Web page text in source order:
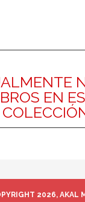
EN
2026, AKAL